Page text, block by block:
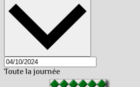
Toute la journée